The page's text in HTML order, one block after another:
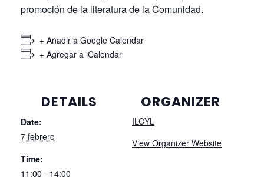
+ Agregar a iCalendar
7 febrero
Time:
11:00 - 14:00
Event Category:
ILCYL
View Organizer Website